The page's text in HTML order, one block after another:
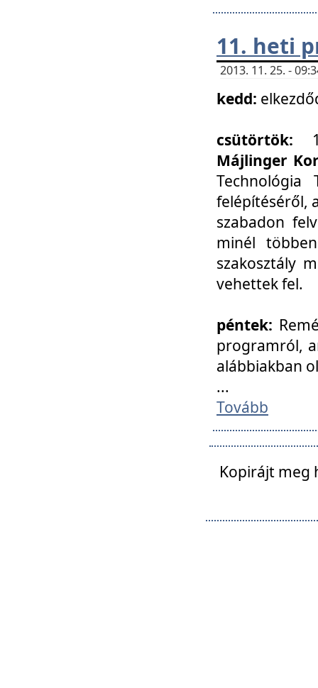
11. heti
2013. 11. 25. -
kedd:
csütörtök:
Májlinger
Technológia
felépítéséről,
szabadon
minél
szakosztály
vehettek fel.
péntek:
programról,
alábbiakban
...
Tovább
Kopirájt meg